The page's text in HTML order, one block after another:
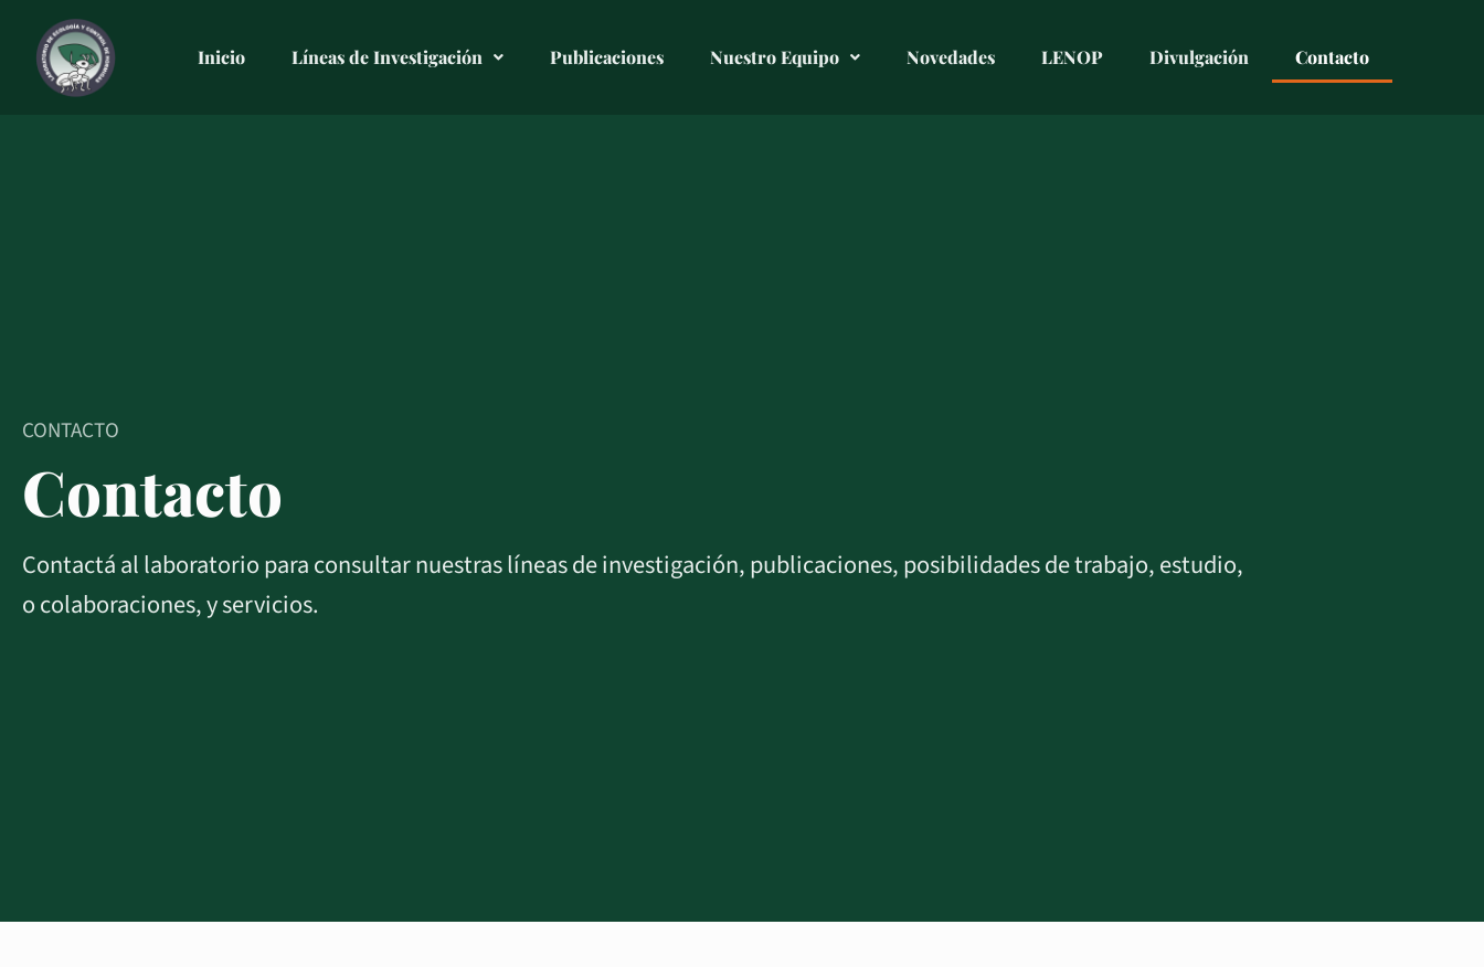
contenido
Inicio Líneas de Investigación Publicaciones Nuestro Equipo Novedades LENOP Divulgación Contacto
CONTACTO
Contacto
Contactá al laboratorio para consultar nuestras líneas de investigación, publicaciones, posibilidades de trabajo, estudio,
o colaboraciones, y servicios.